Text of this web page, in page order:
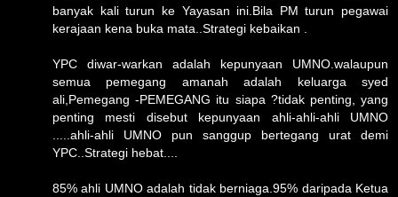
banyak kali turun ke Yayasan ini.Bila PM turun pegawai
kerajaan kena buka mata..Strategi kebaikan .
YPC diwar-warkan adalah kepunyaan UMNO.walaupun
semua pemegang amanah adalah keluarga syed
ali,Pemegang -PEMEGANG itu siapa ?tidak penting, yang
penting mesti disebut kepunyaan ahli-ahli-ahli UMNO
.....ahli-ahli UMNO pun sanggup bertegang urat demi
YPC..Strategi hebat....
85% ahli UMNO adalah tidak berniaga.95% daripada Ketua